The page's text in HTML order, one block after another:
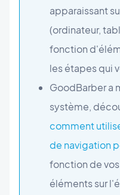
apparaissant
(ordinateur,
fonction
les étapes qui
GoodBarber a
système,
comment
de navigation
fonction de
éléments sur